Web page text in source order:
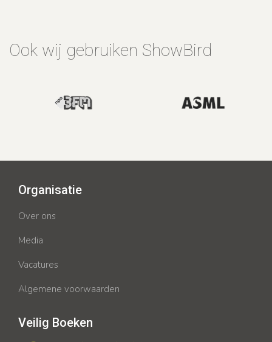
Ook wij gebruiken ShowBird
Organisatie
Over ons
Media
Vacatures
Algemene voorwaarden
Veilig Boeken